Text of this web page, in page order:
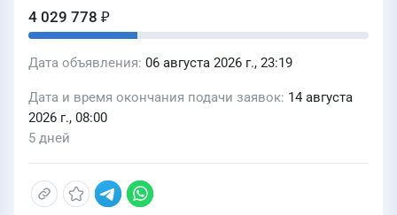
4 029 778 ₽
Дата объявления 06 августа 2026 г., 23:19
Дата и время окончания подачи заявок 14 августа
2026 г., 08:00
5 дней